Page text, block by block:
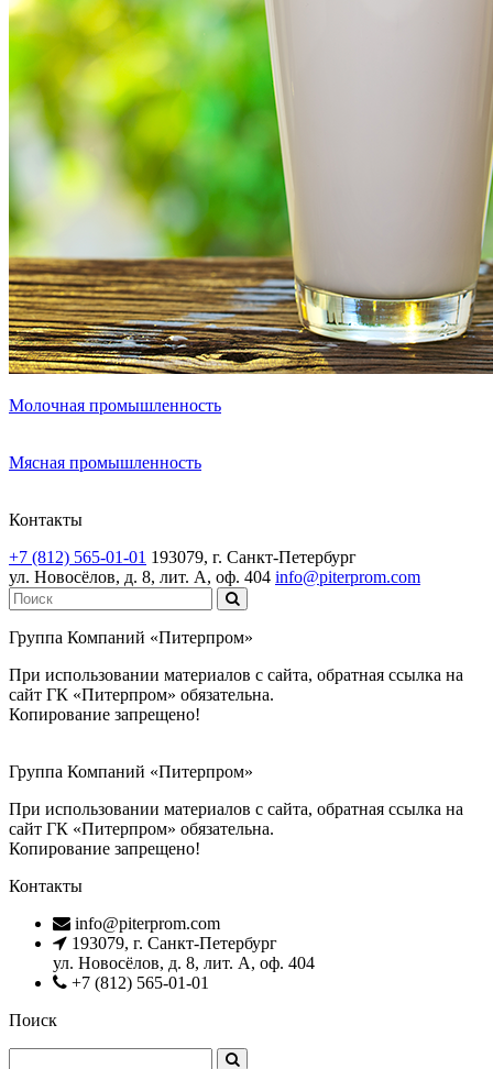
Молочная промышленность
Мясная промышленность
Контакты
+7 (812) 565-01-01 193079, г. Санкт-Петербург
ул. Новосёлов, д. 8, лит. А, оф. 404 info@piterprom.com
Группа Компаний «Питерпром»
При использовании материалов с сайта, обратная ссылка на
сайт ГК «Питерпром» обязательна.
Копирование запрещено!
Группа Компаний «Питерпром»
При использовании материалов с сайта, обратная ссылка на
сайт ГК «Питерпром» обязательна.
Копирование запрещено!
Контакты
info@piterprom.com
193079, г. Санкт-Петербург
ул. Новосёлов, д. 8, лит. А, оф. 404
+7 (812) 565-01-01
Поиск